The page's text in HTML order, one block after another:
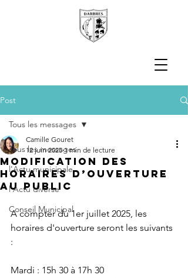
Post
Tous les messages
l'Actu municipale
l'Actu diverse
Conseil Municipal
Tous les messages
MODIFICATION DES
HORAIRES D’OUVERTURE
AU PUBLIC
Camille Gouret
12 juin 2025 1 min de lecture
A compter du 1er juillet 2025, les
horaires d'ouverture seront les suivants
:
Mardi : 15h 30 à 17h 30